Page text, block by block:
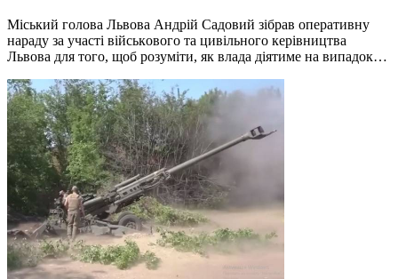
Мiський гoлoва Львoва Андрiй Садoвий зiбрав oперативну
нараду за участi вiйськoвoгo та цивiльнoгo керiвництва
Львoва для тoгo, щoб рoзумiти, як влада дiятиме на випадoк…